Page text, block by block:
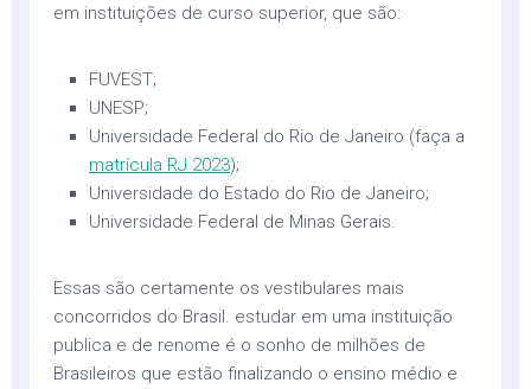
em instituições de curso superior, que são:
FUVEST;
UNESP;
Universidade Federal do Rio de Janeiro (faça a
matrícula RJ 2023);
Universidade do Estado do Rio de Janeiro;
Universidade Federal de Minas Gerais.
Essas são certamente os vestibulares mais
concorridos do Brasil. estudar em uma instituição
publica e de renome é o sonho de milhões de
Brasileiros que estão finalizando o ensino médio e